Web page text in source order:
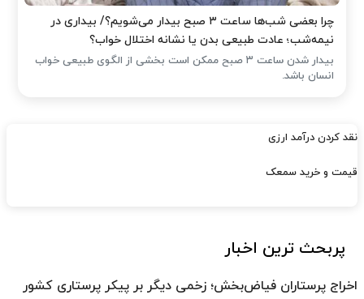
چرا بعضی شب‌ها ساعت ۳ صبح بیدار می‌شویم؟/ بیداری در
نیمه‌شب؛ عادت طبیعی بدن یا نشانه اختلال خواب؟
بیدار شدن ساعت ۳ صبح ممکن است بخشی از الگوی طبیعی خواب
انسان باشد.
نقد کردن درآمد ارزی
قیمت و خرید سمعک
پربحث ترین اخبار
اخراج پرستاران فیاض‌بخش؛ زخمی دیگر بر پیکر پرستاری کشور